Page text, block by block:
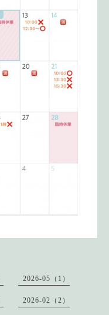
2026-05（1）
2026-02（2）